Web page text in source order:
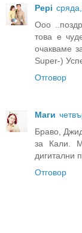
Pepi
Ооо
това е
очакваме
Super-)
Отговор
Маги
Браво,
за Кали.
дигитални
Отговор